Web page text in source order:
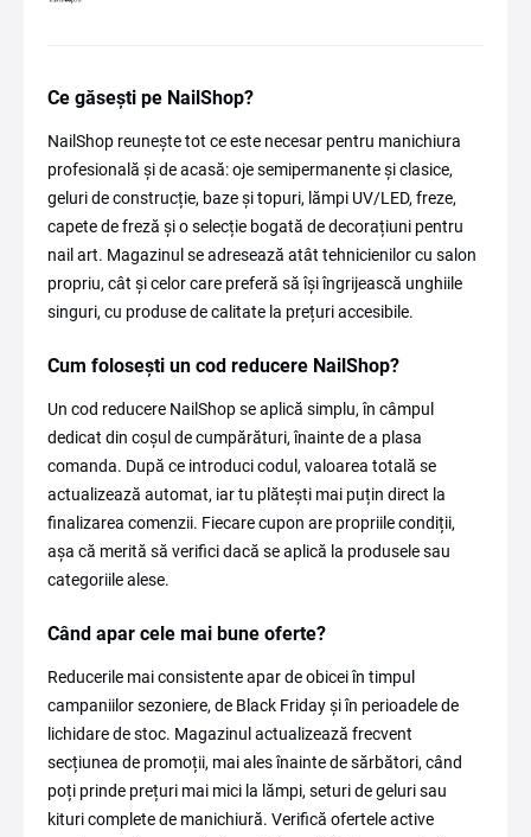
Ce găsești pe NailShop?
NailShop reunește tot ce este necesar pentru manichiura
profesională și de acasă: oje semipermanente și clasice,
geluri de construcție, baze și topuri, lămpi UV/LED, freze,
capete de freză și o selecție bogată de decorațiuni pentru
nail art. Magazinul se adresează atât tehnicienilor cu salon
propriu, cât și celor care preferă să își îngrijească unghiile
singuri, cu produse de calitate la prețuri accesibile.
Cum folosești un cod reducere NailShop?
Un cod reducere NailShop se aplică simplu, în câmpul
dedicat din coșul de cumpărături, înainte de a plasa
comanda. După ce introduci codul, valoarea totală se
actualizează automat, iar tu plătești mai puțin direct la
finalizarea comenzii. Fiecare cupon are propriile condiții,
așa că merită să verifici dacă se aplică la produsele sau
categoriile alese.
Când apar cele mai bune oferte?
Reducerile mai consistente apar de obicei în timpul
campaniilor sezoniere, de Black Friday și în perioadele de
lichidare de stoc. Magazinul actualizează frecvent
secțiunea de promoții, mai ales înainte de sărbători, când
poți prinde prețuri mai mici la lămpi, seturi de geluri sau
kituri complete de manichiură. Verifică ofertele active